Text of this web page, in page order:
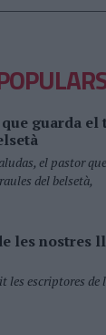
guarda el
el pastor
del belsetà,
les nostres
les escriptores